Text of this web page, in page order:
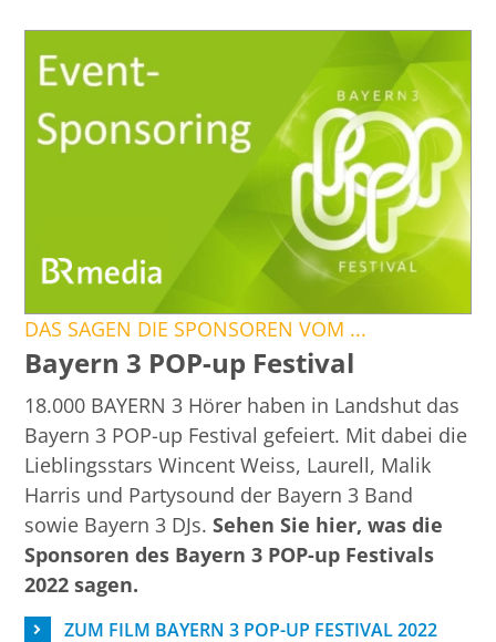
DAS SAGEN DIE SPONSOREN VOM ...
Bayern 3 POP-up Festival
18.000 BAYERN 3 Hörer haben in Landshut das
Bayern 3 POP-up Festival gefeiert. Mit dabei die
Lieblingsstars Wincent Weiss, Laurell, Malik
Harris und Partysound der Bayern 3 Band
sowie Bayern 3 DJs.Sehen Sie hier, was die
Sponsoren des Bayern 3 POP-up Festivals
2022 sagen.
ZUM FILM BAYERN 3 POP-UP FESTIVAL 2022